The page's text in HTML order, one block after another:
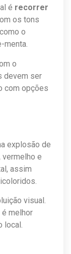
é recorrer
os tons
o
menta.
o
devem ser
com opções
explosão de
vermelho e
assim
visual.
melhor
local.